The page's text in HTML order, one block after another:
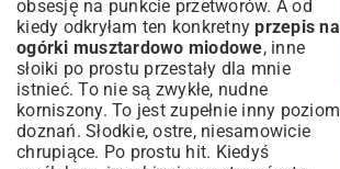
obsesję na punkcie przetworów. A od
kiedy odkryłam ten konkretnyprzepis na
ogórki musztardowo miodowe, inne
słoiki po prostu przestały dla mnie
istnieć. To nie są zwykłe, nudne
korniszony. To jest zupełnie inny poziom
doznań. Słodkie, ostre, niesamowicie
chrupiące. Po prostu hit. Kiedyś